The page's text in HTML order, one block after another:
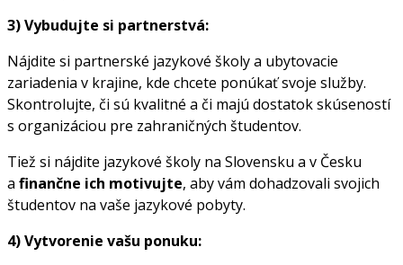
3) Vybudujte si partnerstvá:
Nájdite si partnerské jazykové školy a ubytovacie
zariadenia v krajine, kde chcete ponúkať svoje služby.
Skontrolujte, či sú kvalitné a či majú dostatok skúseností
s organizáciou pre zahraničných študentov.
Tiež si nájdite jazykové školy na Slovensku a v Česku
a finančne ich motivujte, aby vám dohadzovali svojich
študentov na vaše jazykové pobyty.
4) Vytvorenie vašu ponuku: